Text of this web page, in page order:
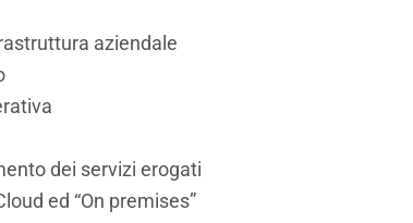
aziendale
dei servizi erogati
ed “On premises”